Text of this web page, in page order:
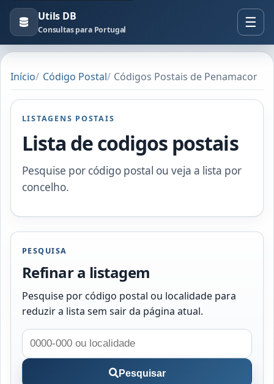
Utils DB
Consultas para Portugal
Início Código Postal Códigos Postais de Penamacor
LISTAGENS POSTAIS
Lista de codigos postais
Pesquise por código postal ou veja a lista por
concelho.
PESQUISA
Refinar a listagem
Pesquise por código postal ou localidade para
reduzir a lista sem sair da página atual.
Pesquisar